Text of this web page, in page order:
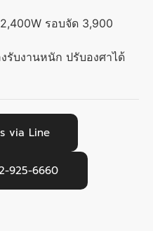
รอบจัด 3,900
รับงานหนัก ปรับองศาได้
via Line
925-6660